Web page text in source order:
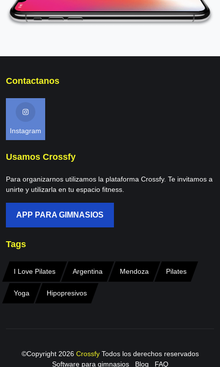
Contactanos
Instagram
Usamos Crossfy
Para organizarnos utilizamos la plataforma Crossfy. Te invitamos a
unirte y utilizarla en tu espacio fitness.
APP PARA GIMNASIOS
Tags
I Love Pilates Argentina Mendoza Pilates
Yoga Hipopresivos
©Copyright 2026 Crossfy Todos los derechos reservados
Software para gimnasios
Blog FAQ